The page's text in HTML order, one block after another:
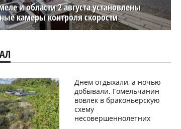
и области 2 августа установлены
камеры контроля скорости
Днем отдыхали, а ночью
добывали. Гомельчанин
вовлек в браконьерскую
схему
несовершеннолетних